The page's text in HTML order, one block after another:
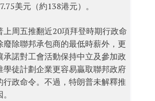
美元（約138港元）。
上周五推翻近20項拜登時期行政命
廢除聯邦承包商的最低時薪外，更
承諾對工會活動保持中立及參加政
學徒計劃企業更容易贏取聯邦政府
行政命令。不過，特朗普未解釋推